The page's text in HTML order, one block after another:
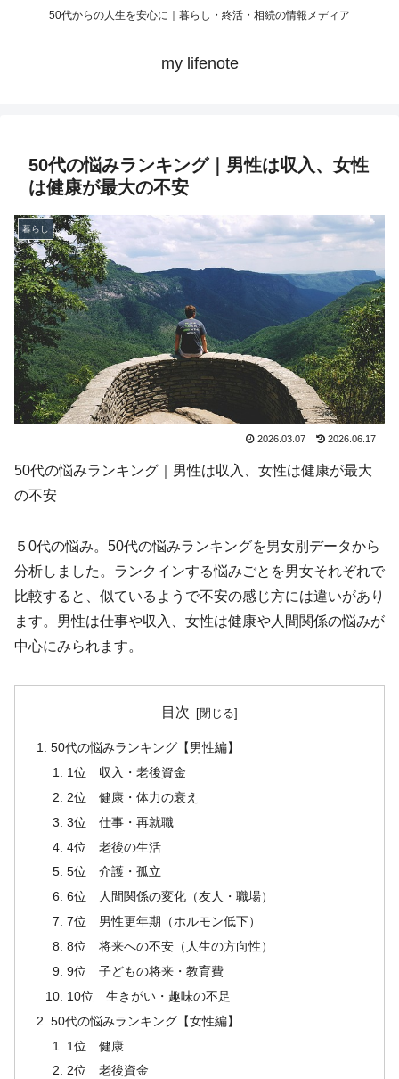
50代からの人生を安心に｜暮らし・終活・相続の情報メディア
my lifenote
50代の悩みランキング｜男性は収入、女性
は健康が最大の不安
暮らし
2026.03.07 2026.06.17
50代の悩みランキング｜男性は収入、女性は健康が最大
の不安
５0代の悩み。50代の悩みランキングを男女別データから
分析しました。ランクインする悩みごとを男女それぞれで
比較すると、似ているようで不安の感じ方には違いがあり
ます。男性は仕事や収入、女性は健康や人間関係の悩みが
中心にみられます。
目次
50代の悩みランキング【男性編】
1位 収入・老後資金
2位 健康・体力の衰え
3位 仕事・再就職
4位 老後の生活
5位 介護・孤立
6位 人間関係の変化（友人・職場）
7位 男性更年期（ホルモン低下）
8位 将来への不安（人生の方向性）
9位 子どもの将来・教育費
10位 生きがい・趣味の不足
50代の悩みランキング【女性編】
1位 健康
2位 老後資金